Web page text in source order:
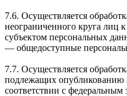
7.6. Осуществляется
неограниченного круга лиц
субъектом персональных
— общедоступные
7.7. Осуществляется
подлежащих опубликованию
соответствии с федеральным